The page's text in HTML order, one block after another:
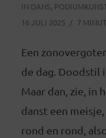
IN DANS,
16 JULI 2025
7
Een
de dag. Doodstil
Maar dan, zie, in
danst een
rond en rond,